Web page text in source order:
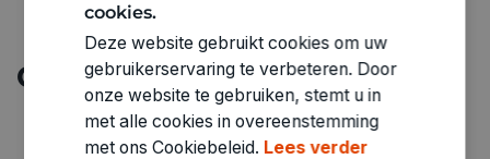
Ontdek meer
cookies.
Deze website gebruikt cookies om uw
gebruikerservaring te verbeteren. Door
onze website te gebruiken, stemt u in
met alle cookies in overeenstemming
met ons Cookiebeleid. Lees verder